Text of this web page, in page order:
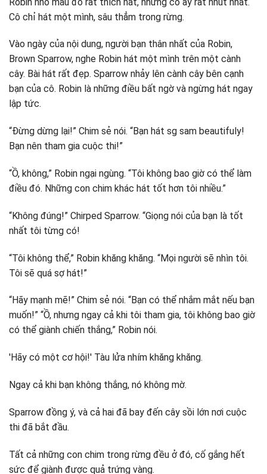
Cô chỉ hát một mình, sâu thẳm trong rừng.
Vào ngày của nội dung, người bạn thân nhất của Robin,
Brown Sparrow, nghe Robin hát một mình trên một cành
cây. Bài hát rất đẹp. Sparrow nhảy lên cành cây bên cạnh
bạn của cô. Robin là những điều bất ngờ và ngừng hát ngay
lập tức.
“Đừng dừng lại!” Chim sẻ nói. “Bạn hát sg sam beautifuly!
Bạn nên tham gia cuộc thi!”
“Ồ, không,” Robin ngại ngùng. “Tôi không bao giờ có thể làm
điều đó. Những con chim khác hát tốt hơn tôi nhiều.”
“Không đúng!” Chirped Sparrow. “Giọng nói của bạn là tốt
nhất tôi từng có!
“Tôi không thể,” Robin khăng khăng. “Mọi người sẽ nhìn tôi.
Tôi sẽ quá sợ hát!”
“Hãy mạnh mẽ!” Chim sẻ nói. “Bạn có thể nhắm mắt nếu bạn
muốn!” “Ồ, nhưng ngay cả khi tôi tham gia, tôi không bao giờ
có thể giành chiến thắng,” Robin nói.
'Hãy có một cơ hội!' Tàu lửa nhím khăng khăng.
Ngay cả khi bạn không thắng, nó không mờ.
Sparrow đồng ý, và cả hai đã bay đến cây sồi lớn nơi cuộc
thi đã bắt đầu.
Tất cả những con chim trong rừng đều ở đó, cố gắng hết
sức để giành được quả trứng vàng.